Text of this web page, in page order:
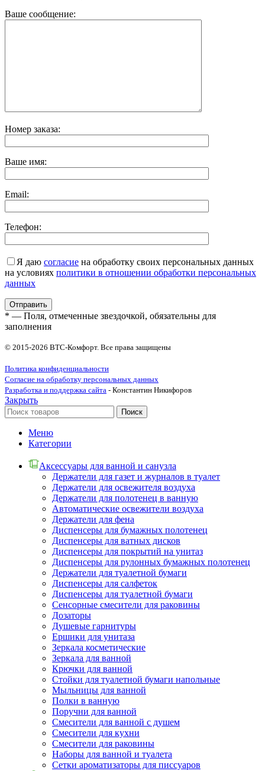
Ваше сообщение:
Номер заказа:
Ваше имя:
Email:
Телефон:
Я даю согласие на обработку своих персональных данных
на условиях политики в отношении обработки персональных
данных
* — Поля, отмеченные звездочкой, обязательны для
заполнения
© 2015-2026 ВТС-Комфорт. Все права защищены
Политика конфиденциальности
Согласие на обработку персональных данных
Разработка и поддержка сайта - Константин Никифоров
Закрыть
Поиск
Меню
Категории
Аксессуары для ванной и санузла
Держатели для газет и журналов в туалет
Держатели для освежителя воздуха
Держатели для полотенец в ванную
Автоматические освежители воздуха
Держатели для фена
Диспенсеры для бумажных полотенец
Диспенсеры для ватных дисков
Диспенсеры для покрытий на унитаз
Диспенсеры для рулонных бумажных полотенец
Держатели для туалетной бумаги
Диспенсеры для салфеток
Диспенсеры для туалетной бумаги
Сенсорные смесители для раковины
Дозаторы
Душевые гарнитуры
Ершики для унитаза
Зеркала косметические
Зеркала для ванной
Крючки для ванной
Стойки для туалетной бумаги напольные
Мыльницы для ванной
Полки в ванную
Поручни для ванной
Смесители для ванной с душем
Смесители для кухни
Смесители для раковины
Наборы для ванной и туалета
Сетки ароматизаторы для писсуаров